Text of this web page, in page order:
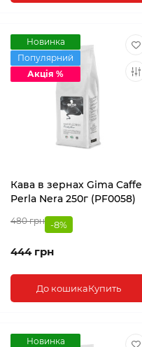
Новинка
Популярний
Акція %
Кава в зернах Gima Caffe
Perla Nera 250г (PF0058)
480 грн -8%
444 грн
До кошикаКупить
Новинка